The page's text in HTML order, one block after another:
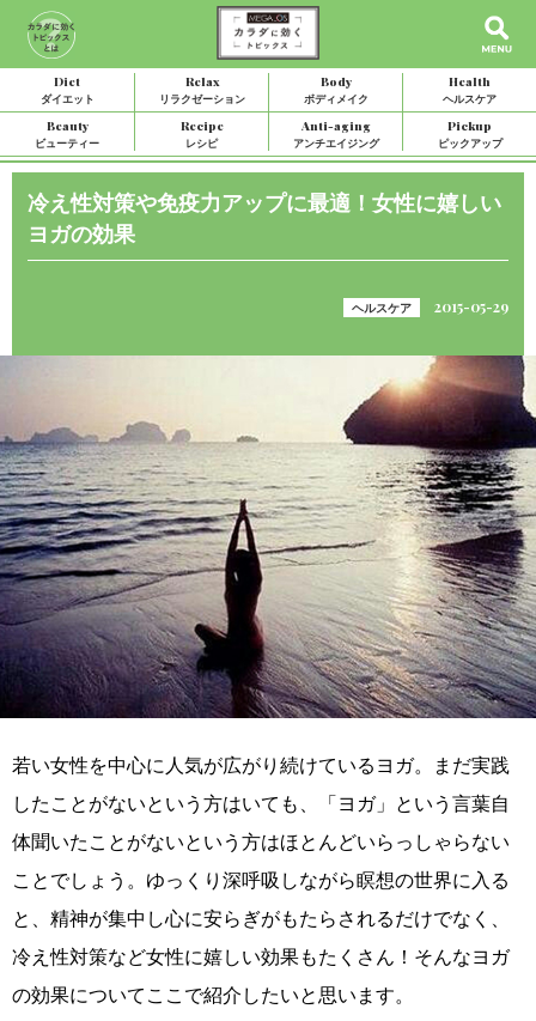
Diet
ダイエット
Relax
リラクゼーション
Body
ボディメイク
Health
ヘルスケア
Beauty
ビューティー
Recipe
レシピ
Anti-aging
アンチエイジング
Pickup
ピックアップ
冷え性対策や免疫力アップに最適！女性に嬉しい
ヨガの効果
ヘルスケア 2015-05-29
若い女性を中心に人気が広がり続けているヨガ。まだ実践
したことがないという方はいても、「ヨガ」という言葉自
体聞いたことがないという方はほとんどいらっしゃらない
ことでしょう。ゆっくり深呼吸しながら瞑想の世界に入る
と、精神が集中し心に安らぎがもたらされるだけでなく、
冷え性対策など女性に嬉しい効果もたくさん！そんなヨガ
の効果についてここで紹介したいと思います。